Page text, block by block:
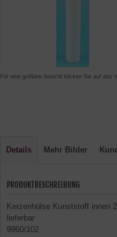
Für eine größere Ansicht klicken Sie auf das
Details Mehr Bilder
PRODUKTBESCHREIBUNG
Kerzenhülse Kunststoff innen
lieferbar
9960/102